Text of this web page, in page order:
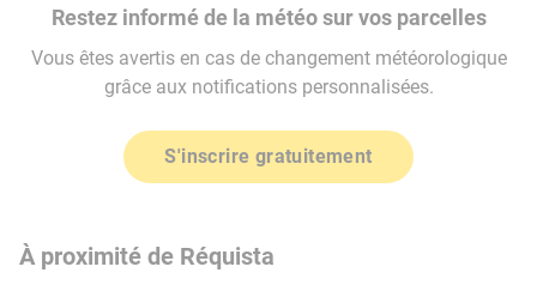
Restez informé de la météo sur vos parcelles
Vous êtes avertis en cas de changement météorologique
grâce aux notifications personnalisées.
S'inscrire gratuitement
À proximité de Réquista